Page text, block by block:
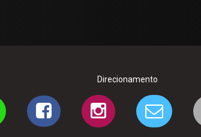
Direcionamento